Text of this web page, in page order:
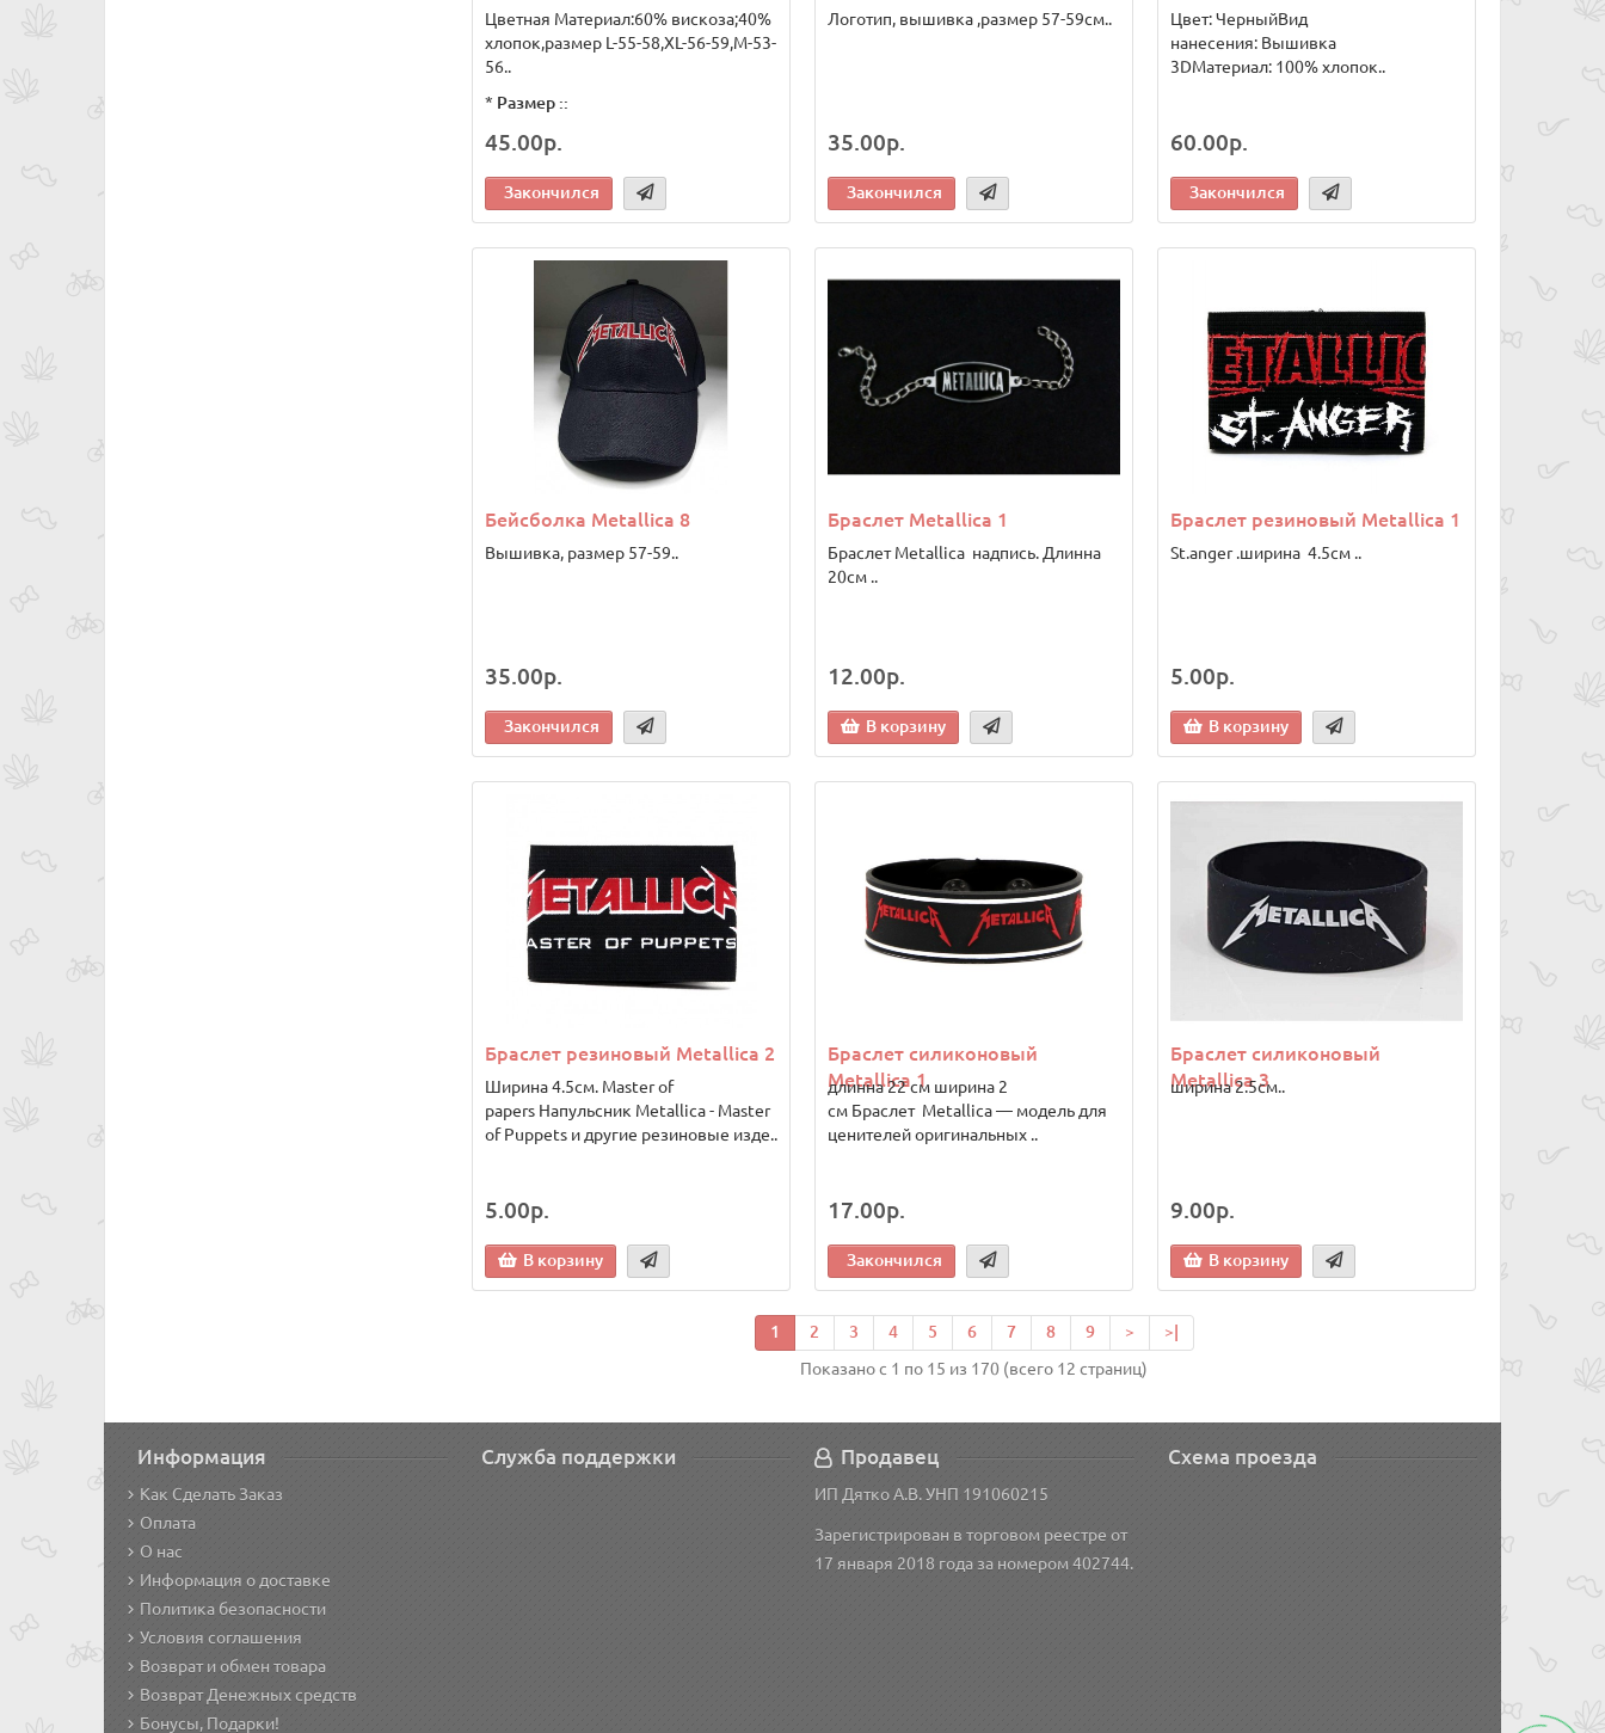
Цветная Материал:60% вискоза;40%
хлопок,размер L-55-58,XL-56-59,M-53-
56..
* Размер ::
45.00р.
Закончился
Логотип, вышивка ,размер 57-59см..
35.00р.
Закончился
Цвет: ЧерныйВид
нанесения: Вышивка
3DМатериал: 100% хлопок..
60.00р.
Закончился
Бейсболка Metallica 8
Вышивка, размер 57-59..
35.00р.
Закончился
Браслет Metallica 1
Браслет Metallica надпись. Длинна
20см ..
12.00р.
В корзину
Браслет резиновый Metallica 1
St.anger .ширина 4.5см ..
5.00р.
В корзину
Браслет резиновый Metallica 2
Ширина 4.5см. Master of
papers Напульсник Metallica - Master
of Puppets и другие резиновые изде..
5.00р.
В корзину
Браслет силиконовый
Metallica 1
длинна 22 см ширина 2
см Браслет Metallica — модель для
ценителей оригинальных ..
17.00р.
Закончился
Браслет силиконовый
Metallica 3
ширина 2.5см..
9.00р.
В корзину
1 2 3 4 5 6 7 8 9 >
>|
Показано с 1 по 15 из 170 (всего 12 страниц)
Информация
Как Сделать Заказ
Оплата
О нас
Информация о доставке
Политика безопасности
Условия соглашения
Возврат и обмен товара
Возврат Денежных средств
Бонусы, Подарки!
Служба поддержки Продавец
ИП Дятко А.В. УНП 191060215
Зарегистрирован в торговом реестре от
17 января 2018 года за номером 402744.
Схема проезда